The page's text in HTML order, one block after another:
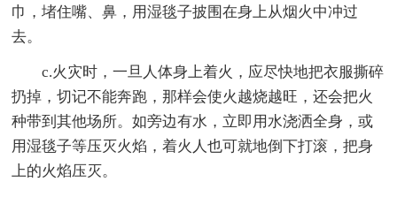
巾，堵住嘴、鼻，用湿毯子披围在身上从烟火中冲过
去。
c.火灾时，一旦人体身上着火，应尽快地把衣服撕碎
扔掉，切记不能奔跑，那样会使火越烧越旺，还会把火
种带到其他场所。如旁边有水，立即用水浇洒全身，或
用湿毯子等压灭火焰，着火人也可就地倒下打滚，把身
上的火焰压灭。